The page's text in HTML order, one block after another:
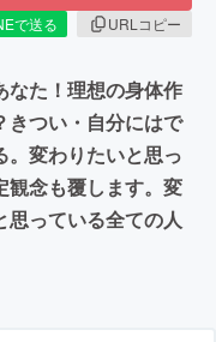
で送る
URLコピー
なた！理想の身体作
きつい・自分にはで
。変わりたいと思っ
念も覆します。変
思っている全ての人